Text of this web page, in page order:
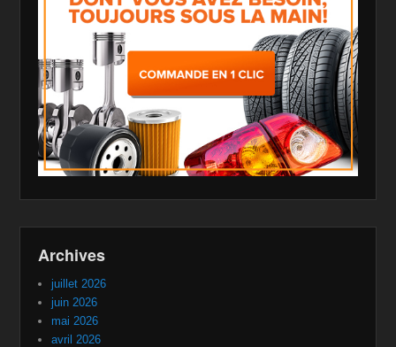
Archives
juillet 2026
juin 2026
mai 2026
avril 2026